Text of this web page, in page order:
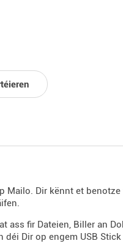
Mailo. Dir kënnt et
ass fir Dateien, Biller an
déi Dir op engem USB